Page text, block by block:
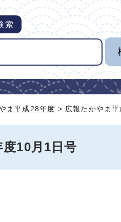
索
ま平成28年度 > 広報たかやま
10月1日号